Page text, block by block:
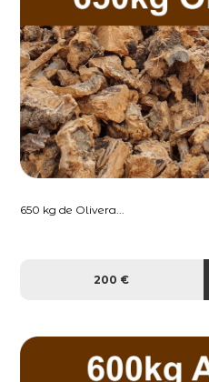
650 kg de Olivera...
200 €